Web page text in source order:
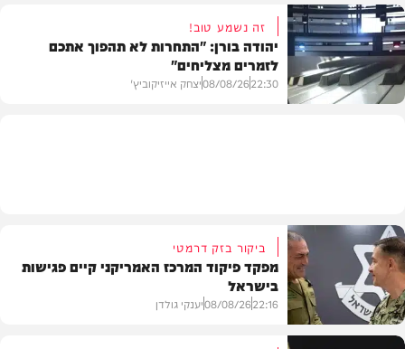
מדיני
זה נשמע טוב!
יהודה בורן: "התחרות לא תהפוך אתכם
לזמרים מצליחים"
22:30
08/08/26יצחק אייזיקוביץ'
ביקור בזק דרמטי
מפקד פיקוד המרכז האמריקני קיים פגישות
בישראל
22:16
08/08/26יענקי גולדן